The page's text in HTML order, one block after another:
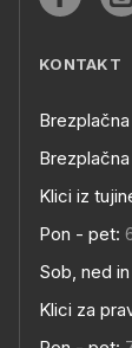
KONTAKT
Klici iz
Pon - pet:
Sob, ned
Klici za